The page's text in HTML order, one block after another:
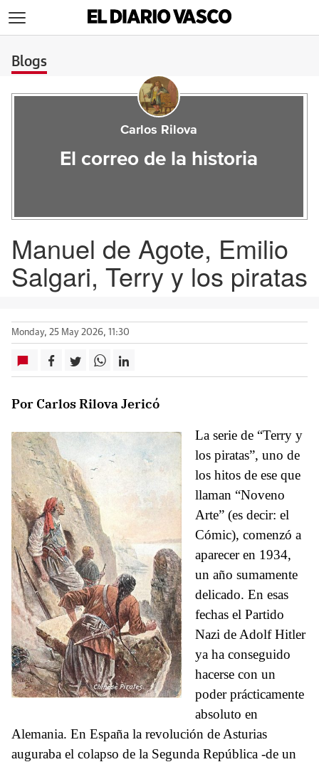
Blogs
Carlos Rilova
El correo de la historia
Manuel de Agote, Emilio
Salgari, Terry y los piratas
Monday, 25 May 2026, 11:30
Por Carlos Rilova Jericó
La serie de “Terry y
los piratas”, uno de
los hitos de ese que
llaman “Noveno
Arte” (es decir: el
Cómic), comenzó a
aparecer en 1934,
un año sumamente
delicado. En esas
fechas el Partido
Nazi de Adolf Hitler
ya ha conseguido
hacerse con un
poder prácticamente
absoluto en
Alemania. En España la revolución de Asturias
auguraba el colapso de la Segunda República -de un